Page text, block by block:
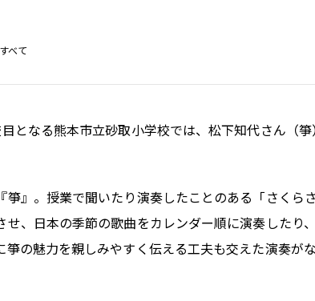
べて
となる熊本市立砂取小学校では、松下知代さん（
』。授業で聞いたり演奏したことのある「さくら
、日本の季節の歌曲をカレンダー順に演奏したり
箏の魅力を親しみやすく伝える工夫も交えた演奏が